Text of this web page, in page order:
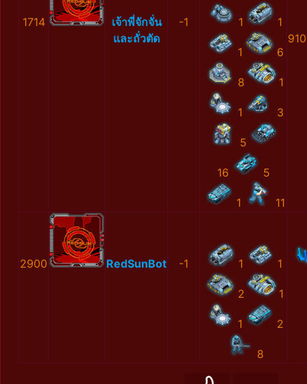
1714
เจ้าพี่จักจั่น
และถั่วตัด
-1 1 1
1 6
8 1
1 3
5
16 5
1 11
2900 RedSunBot -1 1 1
2 1
1 2
8